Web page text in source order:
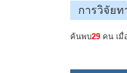
การวิจัย
ค้นพบ29 คน เมื่